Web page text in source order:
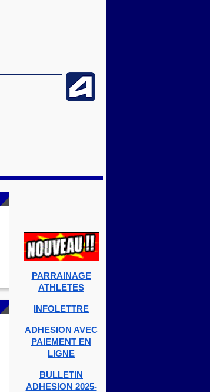
PARRAINAGE
ATHLETES
INFOLETTRE
ADHESION AVEC
PAIEMENT EN
LIGNE
BULLETIN
ADHESION 2025-